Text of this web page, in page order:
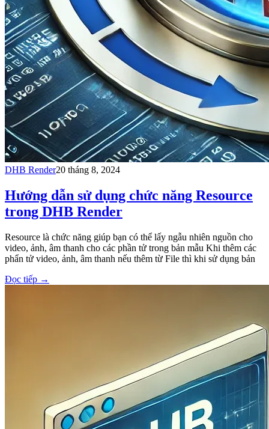
DHB Render20 tháng 8, 2024
Hướng dẫn sử dụng chức năng Resource
trong DHB Render
Resource là chức năng giúp bạn có thể lấy ngẫu nhiên nguồn cho
video, ảnh, âm thanh cho các phần tử trong bản mẫu Khi thêm các
phẩn tử video, ảnh, âm thanh nếu thêm từ File thì khi sử dụng bản
Đọc tiếp →